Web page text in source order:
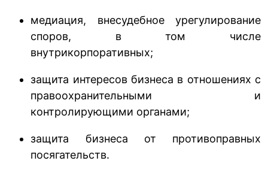
медиация, внесудебное урегулирование
споров, в том числе
внутрикорпоративных;
защита интересов бизнеса в отношениях с
правоохранительными и
контролирующими органами;
защита бизнеса от противоправных
посягательств.